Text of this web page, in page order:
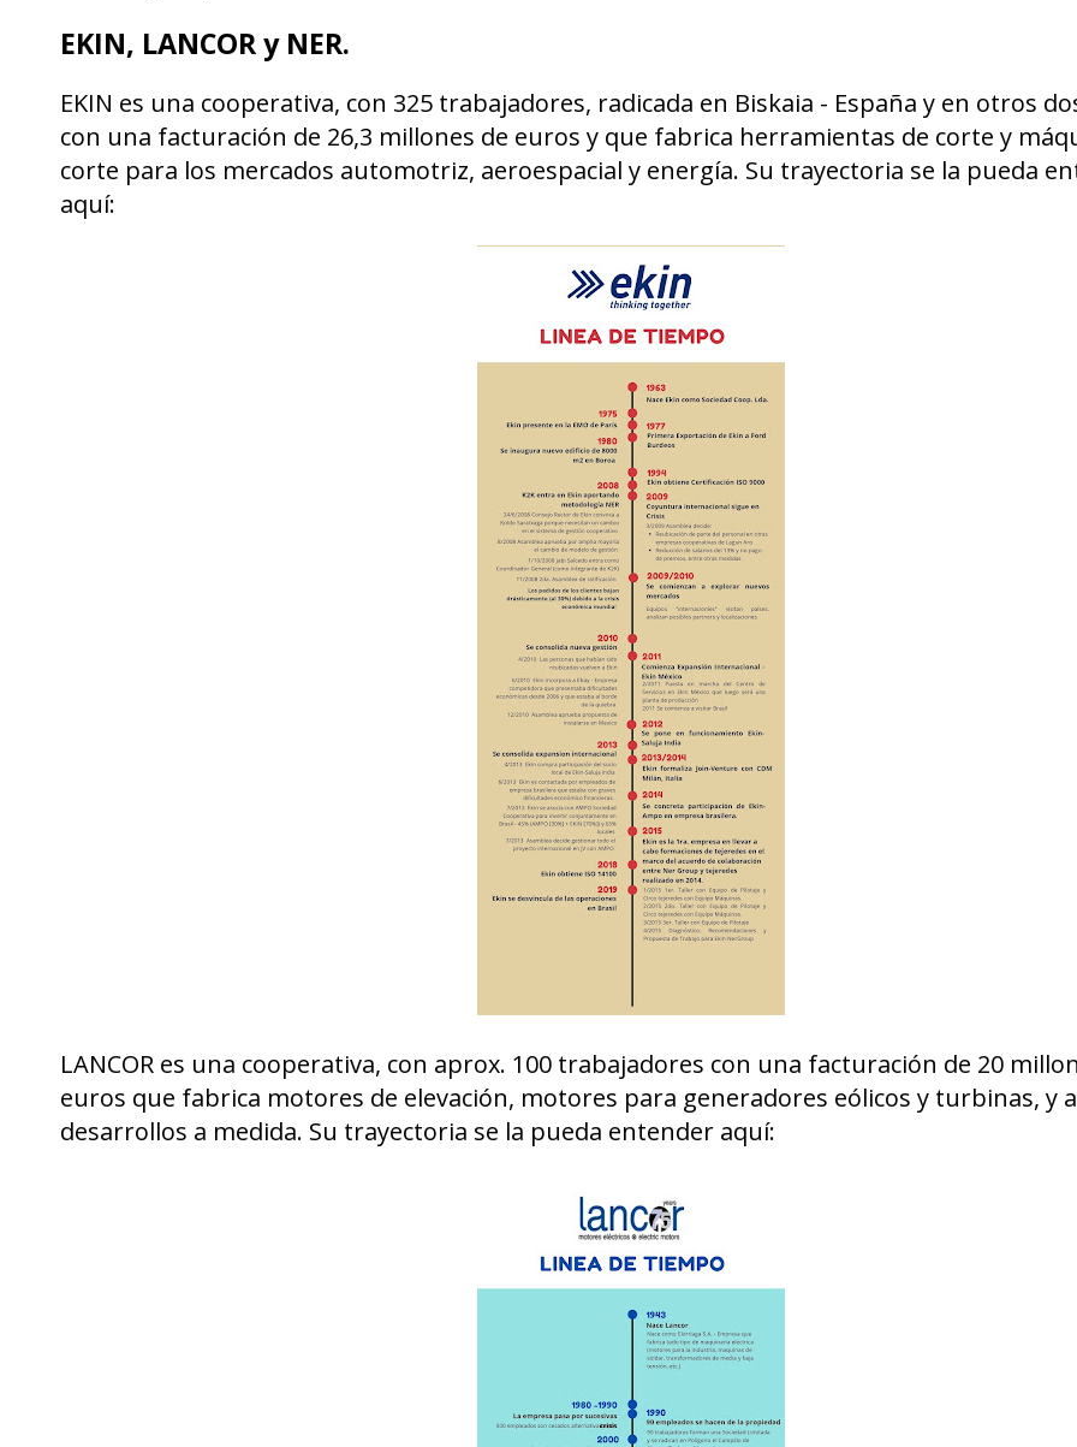
EKIN, LANCOR y NER.
EKIN es una cooperativa, con 325 trabajadores, radicada en Biskaia - España y en otros
con una facturación de 26,3 millones de euros y que fabrica herramientas de corte y
corte para los mercados automotriz, aeroespacial y energía. Su trayectoria se la pueda
aquí:
LANCOR es una cooperativa, con aprox. 100 trabajadores con una facturación de 20
euros que fabrica motores de elevación, motores para generadores eólicos y turbinas, y
desarrollos a medida. Su trayectoria se la pueda entender aquí: